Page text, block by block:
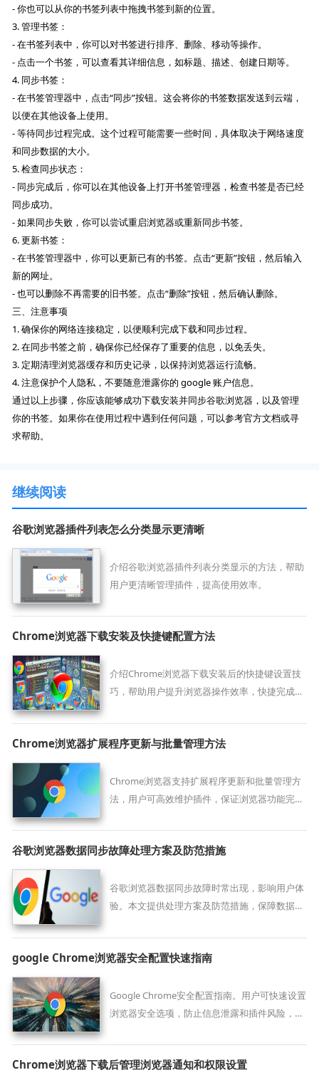
- 你也可以从你的书签列表中拖拽书签到新的位置。
3. 管理书签：
- 在书签列表中，你可以对书签进行排序、删除、移动等操作。
- 点击一个书签，可以查看其详细信息，如标题、描述、创建日期等。
4. 同步书签：
- 在书签管理器中，点击“同步”按钮。这会将你的书签数据发送到云端，
以便在其他设备上使用。
- 等待同步过程完成。这个过程可能需要一些时间，具体取决于网络速度
和同步数据的大小。
5. 检查同步状态：
- 同步完成后，你可以在其他设备上打开书签管理器，检查书签是否已经
同步成功。
- 如果同步失败，你可以尝试重启浏览器或重新同步书签。
6. 更新书签：
- 在书签管理器中，你可以更新已有的书签。点击“更新”按钮，然后输入
新的网址。
- 也可以删除不再需要的旧书签。点击“删除”按钮，然后确认删除。
三、注意事项
1. 确保你的网络连接稳定，以便顺利完成下载和同步过程。
2. 在同步书签之前，确保你已经保存了重要的信息，以免丢失。
3. 定期清理浏览器缓存和历史记录，以保持浏览器运行流畅。
4. 注意保护个人隐私，不要随意泄露你的 google 账户信息。
通过以上步骤，你应该能够成功下载安装并同步谷歌浏览器，以及管理
你的书签。如果你在使用过程中遇到任何问题，可以参考官方文档或寻
求帮助。
继续阅读
谷歌浏览器插件列表怎么分类显示更清晰
介绍谷歌浏览器插件列表分类显示的方法，帮助
用户更清晰管理插件，提高使用效率。
Chrome浏览器下载安装及快捷键配置方法
介绍Chrome浏览器下载安装后的快捷键设置技
巧，帮助用户提升浏览器操作效率，快捷完成日
Chrome浏览器扩展程序更新与批量管理方法
Chrome浏览器支持扩展程序更新和批量管理方
法，用户可高效维护插件，保证浏览器功能完整
谷歌浏览器数据同步故障处理方案及防范措施
谷歌浏览器数据同步故障时常出现，影响用户体
验。本文提供处理方案及防范措施，保障数据在
google Chrome浏览器安全配置快速指南
Google Chrome安全配置指南。用户可快速设置
浏览器安全选项，防止信息泄露和插件风险，同
Chrome浏览器下载后管理浏览器通知和权限设置